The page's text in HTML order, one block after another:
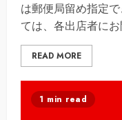
は郵便局留め指定
ては、各出店者にお
READ MORE
1 min read